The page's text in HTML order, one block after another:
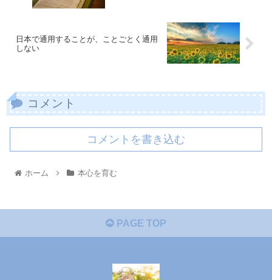
日本で通用することが、ことごとく通用
しない
コメント
コメントを書き込む
ホーム 本心を育む
PAGE TOP